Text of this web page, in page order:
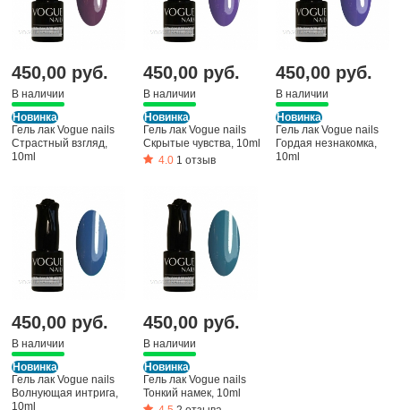
450,00 руб.
В наличии
Новинка
Гель лак Vogue nails
Страстный взгляд,
10ml
450,00 руб.
В наличии
Новинка
Гель лак Vogue nails
Скрытые чувства, 10ml
4.0 1 отзыв
450,00 руб.
В наличии
Новинка
Гель лак Vogue nails
Гордая незнакомка,
10ml
450,00 руб.
В наличии
Новинка
Гель лак Vogue nails
Волнующая интрига,
10ml
450,00 руб.
В наличии
Новинка
Гель лак Vogue nails
Тонкий намек, 10ml